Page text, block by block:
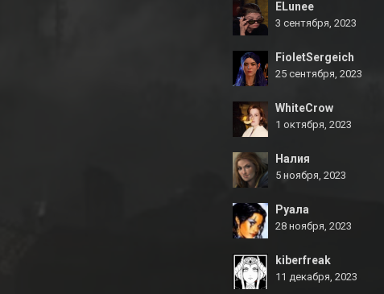
ELunee
3 сентября, 2023
FioletSergeich
25 сентября, 2023
WhiteCrow
1 октября, 2023
Налия
5 ноября, 2023
Руала
28 ноября, 2023
kiberfreak
11 декабря, 2023